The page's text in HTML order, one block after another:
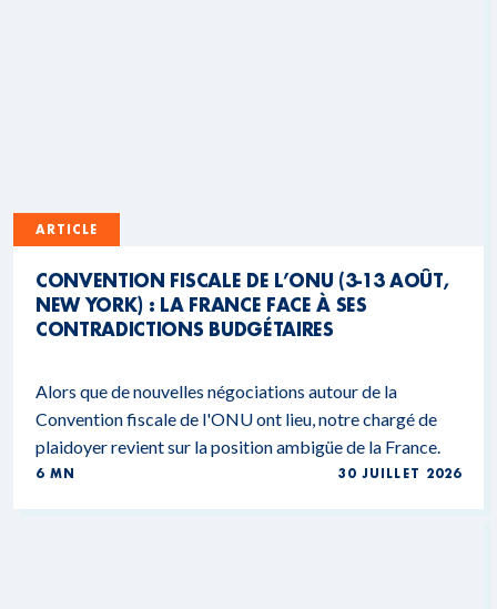
ARTICLE
CONVENTION FISCALE DE L’ONU (3-13 AOÛT,
NEW YORK) : LA FRANCE FACE À SES
CONTRADICTIONS BUDGÉTAIRES
Alors que de nouvelles négociations autour de la
Convention fiscale de l'ONU ont lieu, notre chargé de
plaidoyer revient sur la position ambigüe de la France.
6 MN 30 JUILLET 2026